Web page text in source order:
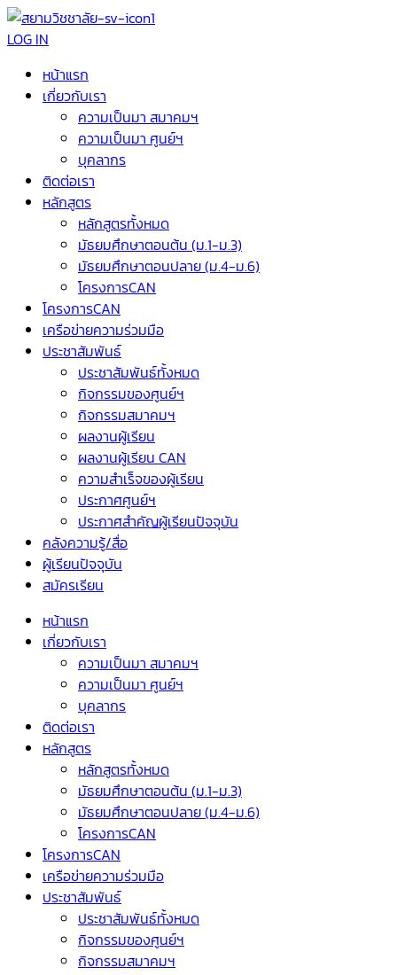
LOG IN
หน้าแรก
เกี่ยวกับเรา
ความเป็นมา สมาคมฯ
ความเป็นมา ศูนย์ฯ
บุคลากร
ติดต่อเรา
หลักสูตร
หลักสูตรทั้งหมด
มัธยมศึกษาตอนต้น (ม.1-ม.3)
มัธยมศึกษาตอนปลาย (ม.4-ม.6)
โครงการCAN
โครงการCAN
เครือข่ายความร่วมมือ
ประชาสัมพันธ์
ประชาสัมพันธ์ทั้งหมด
กิจกรรมของศูนย์ฯ
กิจกรรมสมาคมฯ
ผลงานผู้เรียน
ผลงานผู้เรียน CAN
ความสำเร็จของผู้เรียน
ประกาศศูนย์ฯ
ประกาศสำคัญผู้เรียนปัจจุบัน
คลังความรู้/สื่อ
ผู้เรียนปัจจุบัน
สมัครเรียน
หน้าแรก
เกี่ยวกับเรา
ความเป็นมา สมาคมฯ
ความเป็นมา ศูนย์ฯ
บุคลากร
ติดต่อเรา
หลักสูตร
หลักสูตรทั้งหมด
มัธยมศึกษาตอนต้น (ม.1-ม.3)
มัธยมศึกษาตอนปลาย (ม.4-ม.6)
โครงการCAN
โครงการCAN
เครือข่ายความร่วมมือ
ประชาสัมพันธ์
ประชาสัมพันธ์ทั้งหมด
กิจกรรมของศูนย์ฯ
กิจกรรมสมาคมฯ